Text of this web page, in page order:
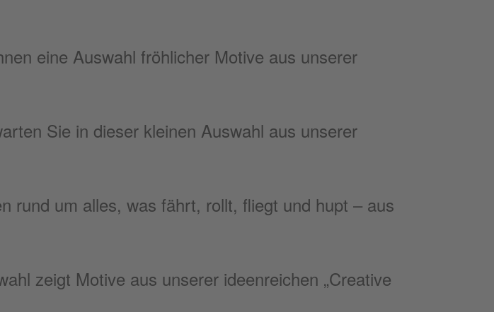
eine Auswahl fröhlicher Motive aus unserer
Sie in dieser kleinen Auswahl aus unserer
rund um alles, was fährt, rollt, fliegt und hupt – aus
zeigt Motive aus unserer ideenreichen „Creative